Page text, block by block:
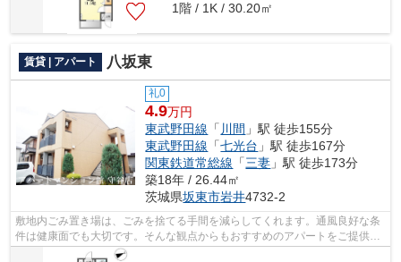
1階 / 1K / 30.20㎡
賃貸 | アパート 八坂東
礼0
4.9万円
東武野田線 「 川間 」駅 徒歩155分
東武野田線 「七光台 」駅 徒歩167分
関東鉄道常総線 「三妻 」駅 徒歩173分
築18年 / 26.44㎡
茨城県坂東市岩井4732-2
敷地内ごみ置き場は、ごみを捨てる手間を減らしてくれます。通風良好な条
件は健康面でも大切です。そんな観点からもおすすめのアパートをご提供し
ます。こちらの物件はアパートです。...